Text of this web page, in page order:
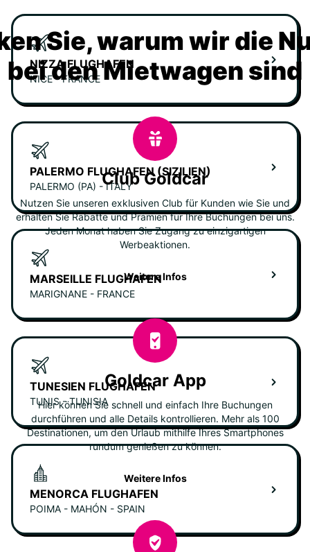
NIZZA FLUGHAFEN
NICE - FRANCE
PALERMO FLUGHAFEN (SIZILIEN)
PALERMO (PA) - ITALY
MARSEILLE FLUGHAFEN
MARIGNANE - FRANCE
TUNESIEN FLUGHAFEN
TUNIS - TUNISIA
MENORCA FLUGHAFEN
POIMA - MAHÓN - SPAIN
Sie, warum wir die
bei den Mietwagen sind
Club Goldcar
Nutzen Sie unseren exklusiven Club für Kunden wie Sie und
erhalten Sie Rabatte und Prämien für Ihre Buchungen bei uns.
Jeden Monat haben Sie Zugang zu einzigartigen
Werbeaktionen.
Weitere Infos
Goldcar App
Hier können Sie schnell und einfach Ihre Buchungen
durchführen und alle Details kontrollieren. Mehr als 100
Destinationen, um den Urlaub mithilfe Ihres Smartphones
rundum genießen zu können.
Weitere Infos